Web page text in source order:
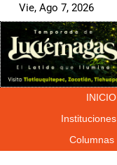
Vie, Ago 7, 2026
INICIO
Instituciones
Columnas